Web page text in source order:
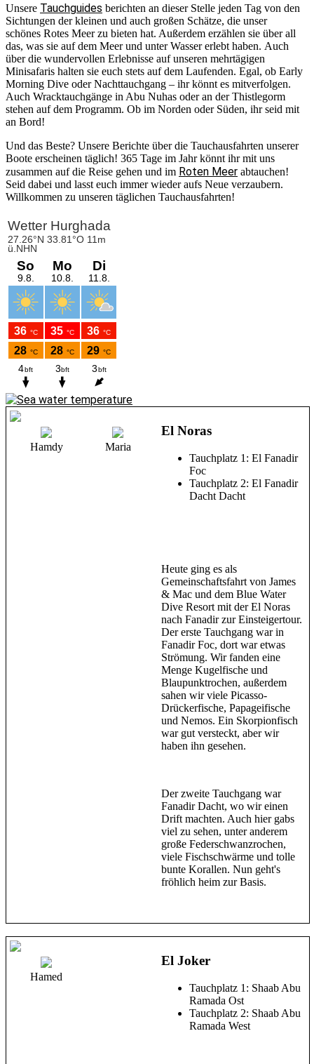
Unsere Tauchguides berichten an dieser Stelle jeden Tag von den
Sichtungen der kleinen und auch großen Schätze, die unser
schönes Rotes Meer zu bieten hat. Außerdem erzählen sie über all
das, was sie auf dem Meer und unter Wasser erlebt haben. Auch
über die wundervollen Erlebnisse auf unseren mehrtägigen
Minisafaris halten sie euch stets auf dem Laufenden. Egal, ob Early
Morning Dive oder Nachttauchgang – ihr könnt es mitverfolgen.
Auch Wracktauchgänge in Abu Nuhas oder an der Thistlegorm
stehen auf dem Programm. Ob im Norden oder Süden, ihr seid mit
an Bord!
Und das Beste? Unsere Berichte über die Tauchausfahrten unserer
Boote erscheinen täglich! 365 Tage im Jahr könnt ihr mit uns
zusammen auf die Reise gehen und im Roten Meer abtauchen!
Seid dabei und lasst euch immer wieder aufs Neue verzaubern.
Willkommen zu unseren täglichen Tauchausfahrten!
Hamdy Maria
El Noras
Tauchplatz 1: El Fanadir
Foc
Tauchplatz 2: El Fanadir
Dacht Dacht
Heute ging es als
Gemeinschaftsfahrt von James
& Mac und dem Blue Water
Dive Resort mit der El Noras
nach Fanadir zur Einsteigertour.
Der erste Tauchgang war in
Fanadir Foc, dort war etwas
Strömung. Wir fanden eine
Menge Kugelfische und
Blaupunktrochen, außerdem
sahen wir viele Picasso-
Drückerfische, Papageifische
und Nemos. Ein Skorpionfisch
war gut versteckt, aber wir
haben ihn gesehen.
Der zweite Tauchgang war
Fanadir Dacht, wo wir einen
Drift machten. Auch hier gabs
viel zu sehen, unter anderem
große Federschwanzrochen,
viele Fischschwärme und tolle
bunte Korallen. Nun geht's
fröhlich heim zur Basis.
Hamed
El Joker
Tauchplatz 1: Shaab Abu
Ramada Ost
Tauchplatz 2: Shaab Abu
Ramada West